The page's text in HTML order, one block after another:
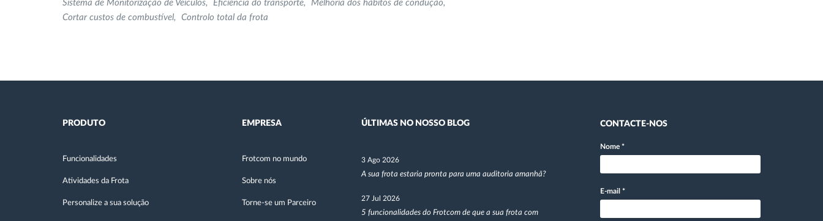
Sistema de Monitorização de Veículos
Eficiência do transporte
Melhoria dos hábitos de condução
Cortar custos de combustível
Controlo total da frota
PRODUTO
Funcionalidades
Atividades da Frota
Personalize a sua solução
EMPRESA
Frotcom no mundo
Sobre nós
Torne-se um Parceiro
ÚLTIMAS NO NOSSO BLOG
3 Ago 2026
A sua frota estaria pronta para uma auditoria amanhã?
27 Jul 2026
5 funcionalidades do Frotcom de que a sua frota com
CONTACTE-NOS
Nome *
E-mail *